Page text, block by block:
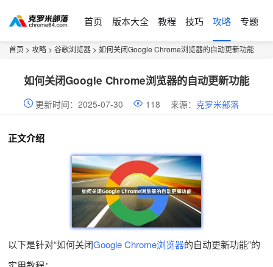
首页 版本大全 教程 技巧 攻略 专题
首页 > 攻略 > 谷歌浏览器 > 如何关闭Google Chrome浏览器的自动更新功能
如何关闭Google Chrome浏览器的自动更新功能
更新时间：2025-07-30 118 来源： 克罗米部落
正文介绍
以下是针对“如何关闭Google Chrome浏览器的自动更新功能”的